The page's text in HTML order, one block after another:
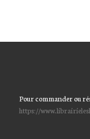
Pour commander ou
https://